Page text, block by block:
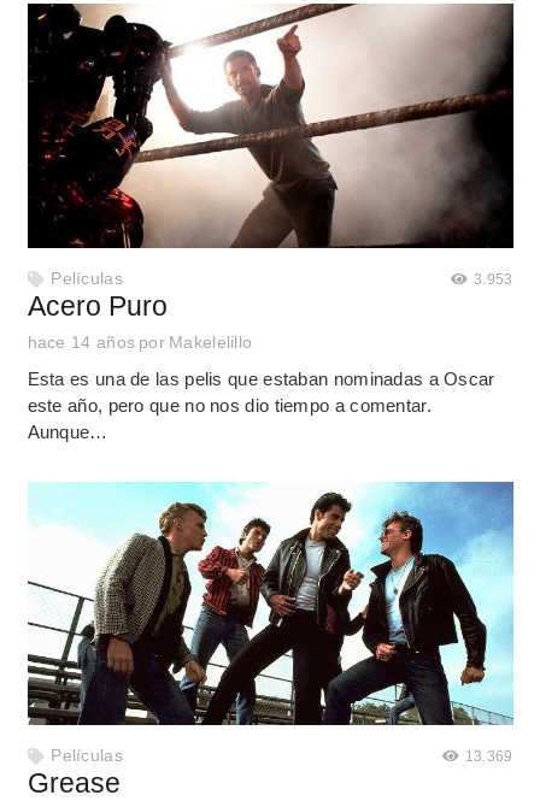
Películas 3.953
Acero Puro
hace 14 años por Makelelillo
Esta es una de las pelis que estaban nominadas a Oscar
este año, pero que no nos dio tiempo a comentar.
Aunque…
Películas 13.369
Grease